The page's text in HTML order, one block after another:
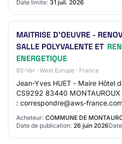
Date limite: 31 juil. 2026
MAITRISE D'OEUVRE -
SALLE POLYVALENTE ET
ENERGETIQUE
83-Var · West Europe · France
Jean-Yves HUET - Maire Hôtel
CS9292 83440
: correspondre@aws-
Principale(s) a…
Acheteur: COMMUNE DE
Date de publication: 26 juin 2026